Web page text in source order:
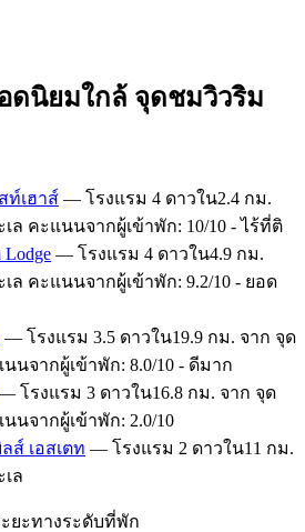
ดนิยมใกล้ จุดชมวิวริม
ท์เฮาส์ — โรงแรม 4 ดาวใน2.4 กม.
ล คะแนนจากผู้เข้าพัก: 10/10 - ไร้ที่ติ
Lodge — โรงแรม 4 ดาวใน4.9 กม.
ล คะแนนจากผู้เข้าพัก: 9.2/10 - ยอด
— โรงแรม 3.5 ดาวใน19.9 กม. จาก จุด
นจากผู้เข้าพัก: 8.0/10 - ดีมาก
โรงแรม 3 ดาวใน16.8 กม. จาก จุด
นจากผู้เข้าพัก: 2.0/10
ส์ เอสเตท — โรงแรม 2 ดาวใน11 กม.
ล
ยะทางระดับที่พัก